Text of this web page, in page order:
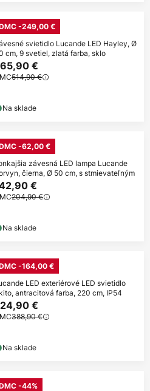
-249,00 €
svietidlo Lucande LED Hayley, Ø
cm, 9 svetiel, zlatá farba, sklo
€
514,90 €
Na sklade
-62,00 €
závesná LED lampa Lucande
čierna, Ø 50 cm, s stmievateľným
€
204,90 €
Na sklade
-164,00 €
LED exteriérové LED svietidlo
antracitová farba, 220 cm, IP54
€
388,90 €
Na sklade
-44%